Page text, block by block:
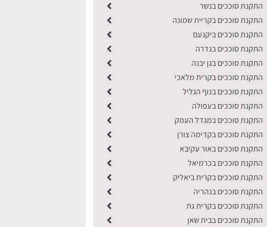
התקנת סוככים בנשר
התקנת סוככים בקריית שמונה
התקנת סוככים ביקנעם
התקנת סוככים בגדרה
התקנת סוככים בגן יבנה
התקנת סוככים בקרית מלאכי
התקנת סוככים בנוף הגליל
התקנת סוככים בעפולה
התקנת סוככים במגדל העמק
התקנת סוככים בקדימה צורן
התקנת סוככים באור עקיבא
התקנת סוככים בכרמיאל
התקנת סוככים בקרית ביאליק
התקנת סוככים בנהריה
התקנת סוככים בקרית גת
התקנת סוככים בבית שאן